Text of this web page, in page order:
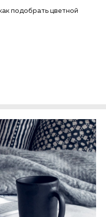
подобрать цветной